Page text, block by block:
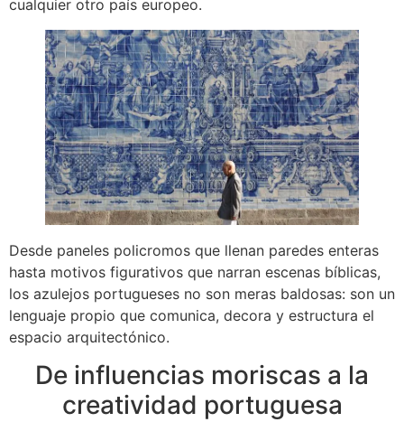
cualquier otro país europeo.
Desde paneles policromos que llenan paredes enteras
hasta motivos figurativos que narran escenas bíblicas,
los azulejos portugueses no son meras baldosas: son un
lenguaje propio que comunica, decora y estructura el
espacio arquitectónico.
De influencias moriscas a la
creatividad portuguesa